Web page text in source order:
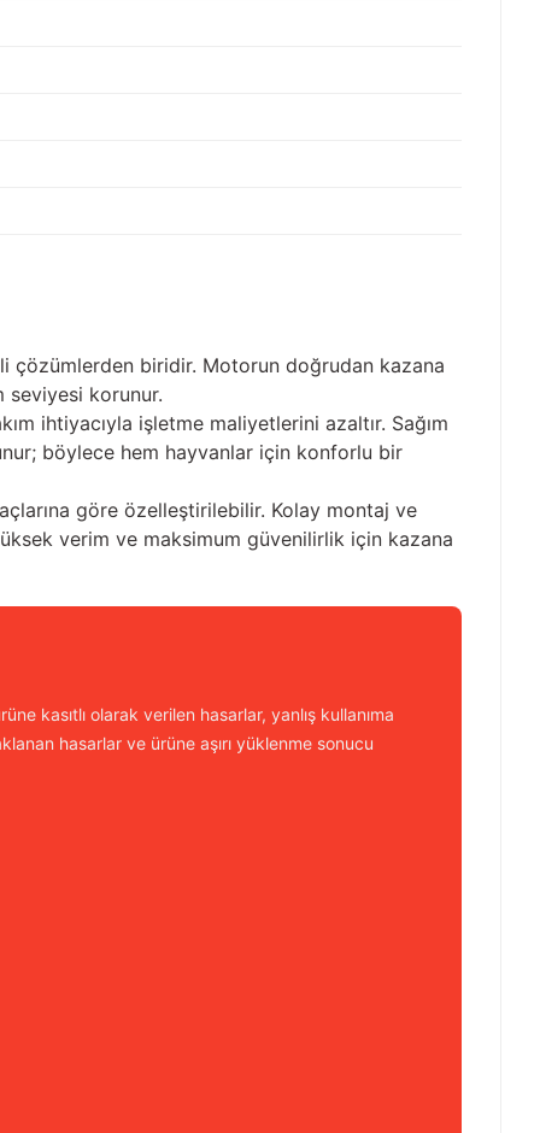
çözümlerden biridir. Motorun doğrudan kazana
seviyesi korunur.
ihtiyacıyla işletme maliyetlerini azaltır. Sağım
böylece hem hayvanlar için konforlu bir
göre özelleştirilebilir. Kolay montaj ve
verim ve maksimum güvenilirlik için kazana
kasıtlı olarak verilen hasarlar, yanlış kullanıma
hasarlar ve ürüne aşırı yüklenme sonucu